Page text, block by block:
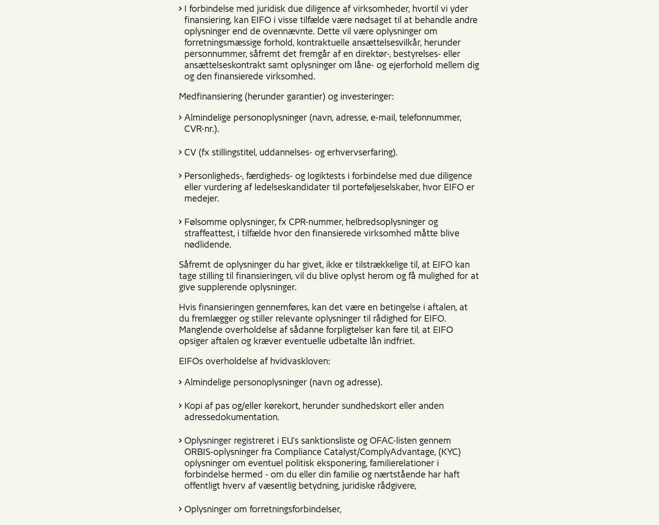
I forbindelse med juridisk due diligence af virksomheder, hvortil vi yder
finansiering, kan EIFO i visse tilfælde være nødsaget til at behandle andre
oplysninger end de ovennævnte. Dette vil være oplysninger om
forretningsmæssige forhold, kontraktuelle ansættelsesvilkår, herunder
personnummer, såfremt det fremgår af en direktør-, bestyrelses- eller
ansættelseskontrakt samt oplysninger om låne- og ejerforhold mellem dig
og den finansierede virksomhed.
Medfinansiering (herunder garantier) og investeringer:
Almindelige personoplysninger (navn, adresse, e-mail, telefonnummer,
CVR-nr.).
CV (fx stillingstitel, uddannelses- og erhvervserfaring).
Personligheds-, færdigheds- og logiktests i forbindelse med due diligence
eller vurdering af ledelseskandidater til porteføljeselskaber, hvor EIFO er
medejer.
Følsomme oplysninger, fx CPR-nummer, helbredsoplysninger og
straffeattest, i tilfælde hvor den finansierede virksomhed måtte blive
nødlidende.
Såfremt de oplysninger du har givet, ikke er tilstrækkelige til, at EIFO kan
tage stilling til finansieringen, vil du blive oplyst herom og få mulighed for at
give supplerende oplysninger.
Hvis finansieringen gennemføres, kan det være en betingelse i aftalen, at
du fremlægger og stiller relevante oplysninger til rådighed for EIFO.
Manglende overholdelse af sådanne forpligtelser kan føre til, at EIFO
opsiger aftalen og kræver eventuelle udbetalte lån indfriet.
EIFOs overholdelse af hvidvaskloven:
Almindelige personoplysninger (navn og adresse).
Kopi af pas og/eller kørekort, herunder sundhedskort eller anden
adressedokumentation.
Oplysninger registreret i EU's sanktionsliste og OFAC-listen gennem
ORBIS-oplysninger fra Compliance Catalyst/ComplyAdvantage, (KYC)
oplysninger om eventuel politisk eksponering, familierelationer i
forbindelse hermed - om du eller din familie og nærtstående har haft
offentligt hverv af væsentlig betydning, juridiske rådgivere,
Oplysninger om forretningsforbindelser,